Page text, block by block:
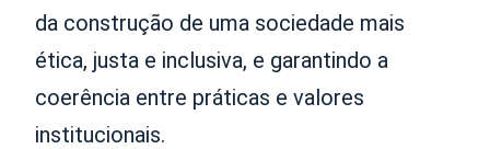
da construção de uma sociedade mais
ética, justa e inclusiva, e garantindo a
coerência entre práticas e valores
institucionais.